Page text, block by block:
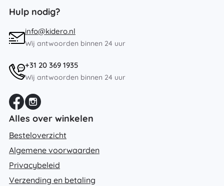
Hulp nodig?
info@kidero.nl
Wij antwoorden binnen 24 uur
+31 20 369 1935
Wij antwoorden binnen 24 uur
Alles over winkelen
Besteloverzicht
Algemene voorwaarden
Privacybeleid
Verzending en betaling